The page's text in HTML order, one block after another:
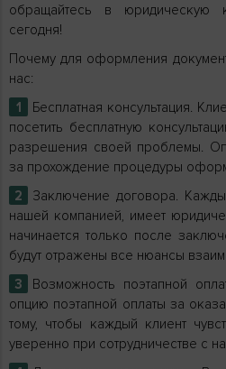
обращайтесь в юридическую
сегодня!
Почему для оформления
нас:
Бесплатная консультация.
посетить бесплатную
разрешения своей проблемы.
за прохождение процедуры
Заключение договора.
нашей компанией, имеет
начинается только после
будут отражены все нюансы
Возможность поэтапной
опцию поэтапной оплаты за
тому, чтобы каждый клиент
уверенно при сотрудничестве с